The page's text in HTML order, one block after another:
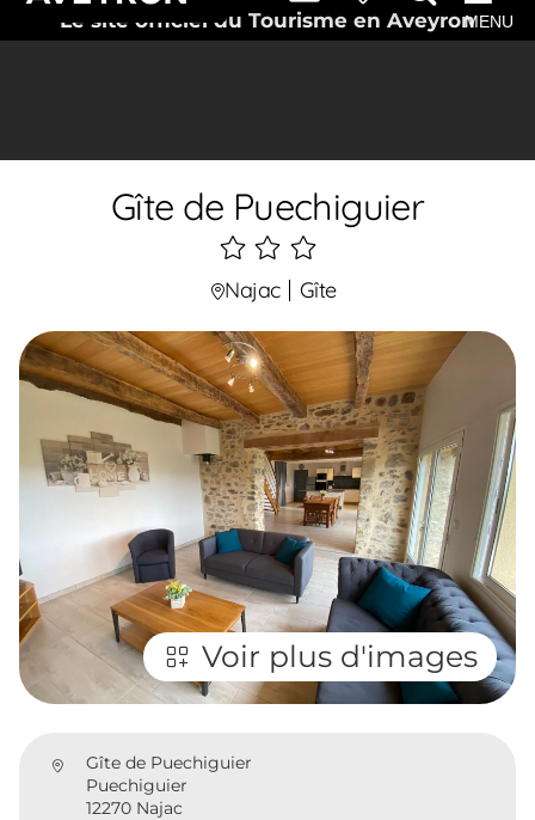
Le site officiel du Tourisme en AveyronMENU
Gîte de Puechiguier
3
étoiles
Najac Gîte
Voir plus d'images
Gîte de Puechiguier
Puechiguier
12270 Najac